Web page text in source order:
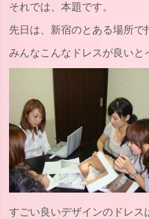
それでは、本題です。
先日は、新宿のとある場所
みんなこんなドレスが良い
すごい良いデザインのドレス